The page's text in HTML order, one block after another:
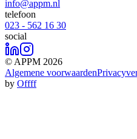
info@appm.nl
telefoon
023 - 562 16 30
social
© APPM 2026
Algemene voorwaarden
by Offff